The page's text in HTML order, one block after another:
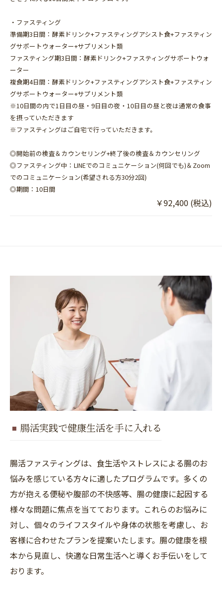
・ファスティング
準備期3日間：酵素ドリンク+ファスティングアシスト食+ファスティン
グサポートウォーター+サプリメント類
ファスティング期3日間：酵素ドリンク+ファスティングサポートウォ
ーター
複食期4日間：酵素ドリンク+ファスティングアシスト食+ファスティン
グサポートウォーター+サプリメント類
※10日間の内で1日目の昼・9日目の夜・10日目の昼と夜は通常の食事
を摂っていただきます
※ファスティングはご自宅で行っていただきます。
◎開始前の検査＆カウンセリング+終了後の検査＆カウンセリング
◎ファスティング中：LINEでのコミュニケーション(何回でも)＆Zoom
でのコミュニケーション(希望される方30分2回)
◎期間：10日間
￥92,400 (税込)
腸活実践で健康生活を手に入れる
腸活ファスティングは、食生活やストレスによる腸のお
悩みを感じている方々に適したプログラムです。多くの
方が抱える便秘や腹部の不快感等、腸の健康に起因する
様々な問題に焦点を当てております。これらのお悩みに
対し、個々のライフスタイルや身体の状態を考慮し、お
客様に合わせたプランを提案いたします。腸の健康を根
本から見直し、快適な日常生活へと導くお手伝いをして
おります。